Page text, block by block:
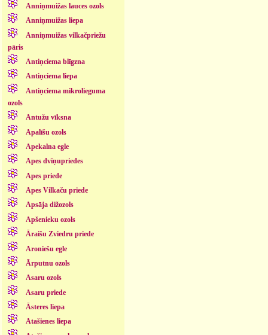
Anniņmuižas lauces ozols
Anniņmuižas liepa
Anniņmuižas vilkačpriežu
pāris
Antiņciema blīgzna
Antiņciema liepa
Antiņciema mikrolieguma
ozols
Antužu vīksna
Apalīšu ozols
Apekalna egle
Apes dvīņupriedes
Apes priede
Apes Vilkaču priede
Apsāja dižozols
Apšenieku ozols
Āraišu Zviedru priede
Aroniešu egle
Ārputnu ozols
Asaru ozols
Asaru priede
Āsteres liepa
Atašienes liepa